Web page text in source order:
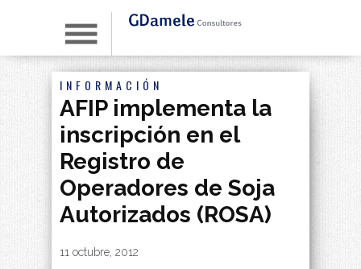
INFORMACIÓN
AFIP implementa la
inscripción en el
Registro de
Operadores de Soja
Autorizados (ROSA)
By|
11 octubre, 2012